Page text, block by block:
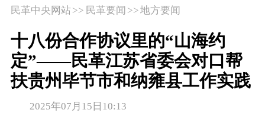
民革中央网站>> 民革要闻 >>地方要闻
十八份合作协议里的“山海约
定”——民革江苏省委会对口帮
扶贵州毕节市和纳雍县工作实践
2025年07月15日10:13